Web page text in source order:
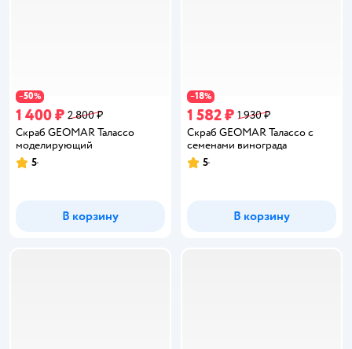
−50%
1 400 ₽ 2 800 ₽
Скраб GEOMAR Талассо
моделирующий
Рейтинг:
5
В корзину
−18%
1 582 ₽ 1 930 ₽
Скраб GEOMAR Талассо с
семенами винограда
Рейтинг:
5
В корзину